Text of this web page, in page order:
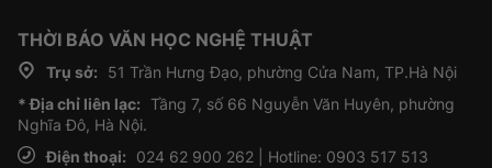
THỜI BÁO VĂN HỌC NGHỆ THUẬT
Trụ sở:
51 Trần Hưng Đạo, phường Cửa Nam, TP.Hà Nội
* Địa chỉ liên lạc: Tầng 7, số 66 Nguyễn Văn Huyên, phường
Nghĩa Đô, Hà Nội.
Điện thoại:
024 62 900 262 | Hotline: 0903 517 513